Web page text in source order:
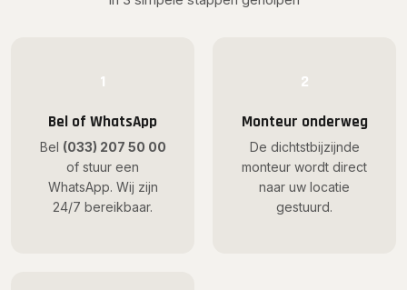
1
Bel of WhatsApp
Bel (033) 207 50 00
of stuur een
WhatsApp. Wij zijn
24/7 bereikbaar.
2
Monteur onderweg
De dichtstbijzijnde
monteur wordt direct
naar uw locatie
gestuurd.